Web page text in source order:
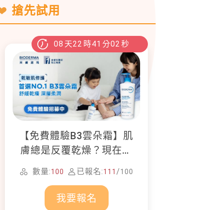
搶先試用
08 天22 時41 分01 秒
【免費體驗B3雲朵霜】肌
膚總是反覆乾燥？現在就
加入貝膚黛瑪修護體驗計
畫！
數量:100 已報名:111 /100
我要報名